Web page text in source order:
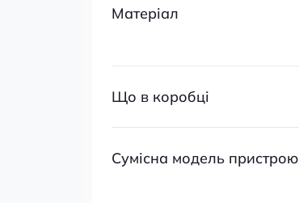
Матеріал
Що в коробці
Сумісна модель пристрою